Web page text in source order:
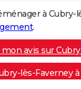
à Cubry-
.
avis sur
lès-Faverney à